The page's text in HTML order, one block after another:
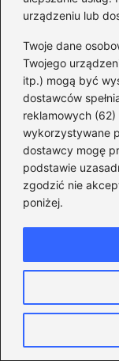
urządzeniu lub
Twoje dane
Twojego
itp.) mogą być
dostawców
reklamowych
wykorzystywane
dostawcy mogę
podstawie
zgodzić nie
poniżej.
Analiza
politycznej
Historia i
Koalicja
Program i
Wyzwania i